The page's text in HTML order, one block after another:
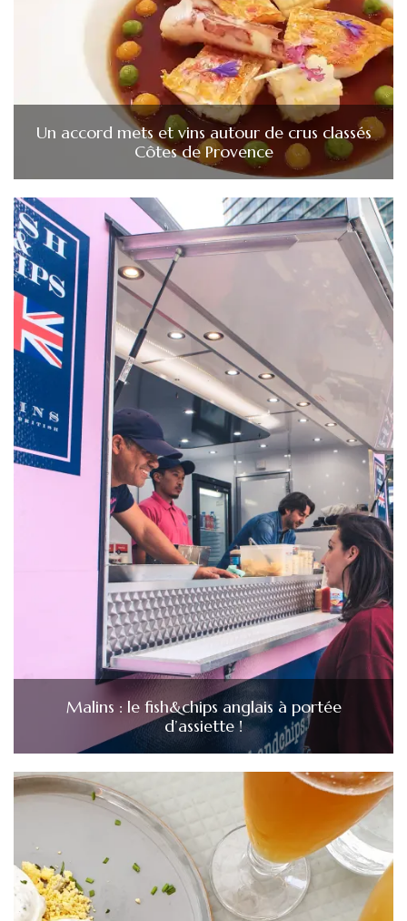
Un accord mets et vins autour de crus classés
Côtes de Provence
Malins : le fish&chips anglais à portée
d’assiette !